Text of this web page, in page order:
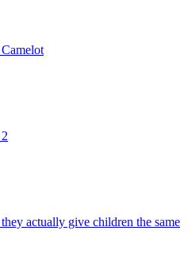
actually give children the same